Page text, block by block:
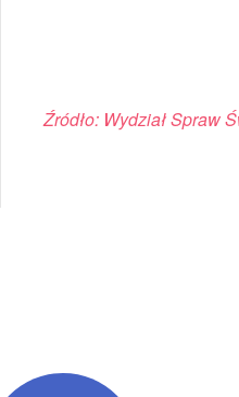
Źródło: Wydział Spraw